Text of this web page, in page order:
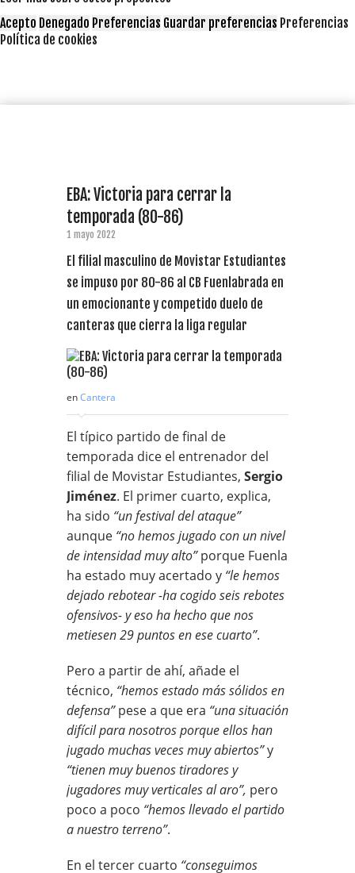
Acepto Denegado Preferencias Guardar preferencias Preferencias
Política de cookies
EBA: Victoria para cerrar la
temporada (80-86)
1 mayo 2022
El filial masculino de Movistar Estudiantes
se impuso por 80-86 al CB Fuenlabrada en
un emocionante y competido duelo de
canteras que cierra la liga regular
enCantera
El típico partido de final de
temporada dice el entrenador del
filial de Movistar Estudiantes, Sergio
Jiménez. El primer cuarto, explica,
ha sido “un festival del ataque”
aunque “no hemos jugado con un nivel
de intensidad muy alto”porque Fuenla
ha estado muy acertado y “le hemos
dejado rebotear -ha cogido seis rebotes
ofensivos- y eso ha hecho que nos
metiesen 29 puntos en ese cuarto”.
Pero a partir de ahí, añade el
técnico, “hemos estado más sólidos en
defensa”pese a que era “una situación
difícil para nosotros porque ellos han
jugado muchas veces muy abiertos”y
“tienen muy buenos tiradores y
jugadores muy verticales al aro”, pero
poco a poco “hemos llevado el partido
a nuestro terreno”.
En el tercer cuarto “conseguimos